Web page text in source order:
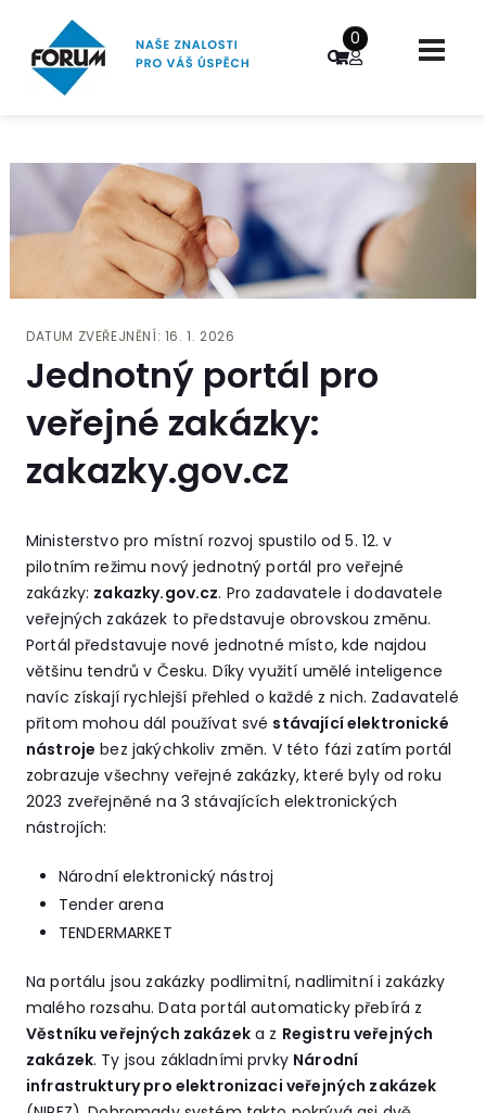
0
DATUM ZVEŘEJNĚNÍ: 16. 1. 2026
Jednotný portál pro
veřejné zakázky:
zakazky.gov.cz
Ministerstvo pro místní rozvoj spustilo od 5. 12. v
pilotním režimu nový jednotný portál pro veřejné
zakázky: zakazky.gov.cz. Pro zadavatele i dodavatele
veřejných zakázek to představuje obrovskou změnu.
Portál představuje nové jednotné místo, kde najdou
většinu tendrů v Česku. Díky využití umělé inteligence
navíc získají rychlejší přehled o každé z nich. Zadavatelé
přitom mohou dál používat své stávající elektronické
nástroje bez jakýchkoliv změn. V této fázi zatím portál
zobrazuje všechny veřejné zakázky, které byly od roku
2023 zveřejněné na 3 stávajících elektronických
nástrojích:
Národní elektronický nástroj
Tender arena
TENDERMARKET
Na portálu jsou zakázky podlimitní, nadlimitní i zakázky
malého rozsahu. Data portál automaticky přebírá z
Věstníku veřejných zakázeka z Registru veřejných
zakázek. Ty jsou základními prvky Národní
infrastruktury pro elektronizaci veřejných zakázek